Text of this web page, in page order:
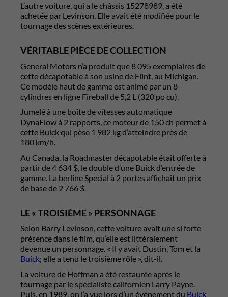
L’autre voiture, qui a le châssis 15278989, a été
achetée par Levinson. Elle avait été modifiée pour le
tournage des scènes extérieures.
VÉRITABLE PIÈCE DE COLLECTION
General Motors n’a produit que 8 095 exemplaires de
cette décapotable à son usine de Flint, au Michigan.
Ce modèle haut de gamme est animé par un 8-
cylindres en ligne Fireball de 5,2 L (320 po cu).
Jumelé à une boîte de vitesses automatique
DynaFlow à 2 rapports, ce moteur de 150 ch permet à
cette Buick qui pèse 1 982 kg d’atteindre près de
180 km/h.
Au Canada, la Roadmaster décapotable était offerte à
partir de 4 634 $, le double d’une Buick d’entrée de
gamme. La berline Special à 2 portes affichait un prix
de base de 2 766 $.
LE « TROISIÈME » PERSONNAGE
Selon Barry Levinson, cette voiture avait une si forte
présence dans le film, qu’elle est littéralement
devenue un personnage. « Il y avait Dustin, Tom et la
Buick; elle a tenu le troisième rôle », dit-il.
La voiture de Hoffman a été restaurée après le
tournage par le spécialiste californien Larry Payne.
Puis, en 1989, on l’a vue lors d’un événement du Buick